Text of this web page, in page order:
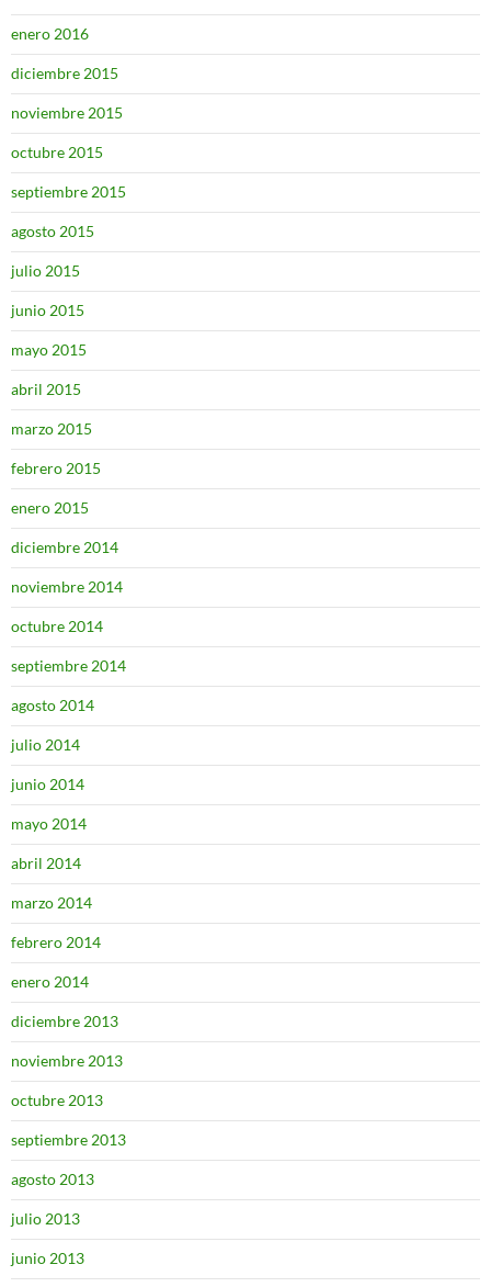
enero 2016
diciembre 2015
noviembre 2015
octubre 2015
septiembre 2015
agosto 2015
julio 2015
junio 2015
mayo 2015
abril 2015
marzo 2015
febrero 2015
enero 2015
diciembre 2014
noviembre 2014
octubre 2014
septiembre 2014
agosto 2014
julio 2014
junio 2014
mayo 2014
abril 2014
marzo 2014
febrero 2014
enero 2014
diciembre 2013
noviembre 2013
octubre 2013
septiembre 2013
agosto 2013
julio 2013
junio 2013